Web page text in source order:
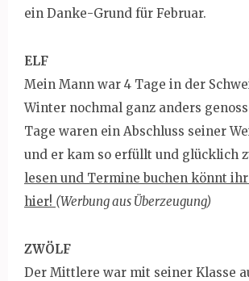
ein Danke-Grund für Februar.
ELF
Mein Mann war 4 Tage in der
Winter nochmal ganz anders
Tage waren ein Abschluss seiner
und er kam so erfüllt und glücklich
lesen und Termine buchen könnt
hier! (Werbung aus Überzeugung)
ZWÖLF
Der Mittlere war mit seiner Klasse